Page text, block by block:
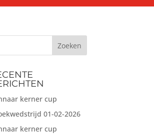
Zoeken
kerner cup
01-02-2026
kerner cup